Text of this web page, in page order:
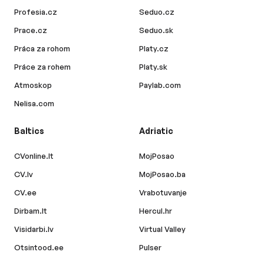
Profesia.cz
Prace.cz
Práca za rohom
Práce za rohem
Atmoskop
Nelisa.com
Seduo.cz
Seduo.sk
Platy.cz
Platy.sk
Paylab.com
Baltics
CVonline.lt
CV.lv
CV.ee
Dirbam.lt
Visidarbi.lv
Otsintood.ee
Adriatic
MojPosao
MojPosao.ba
Vrabotuvanje
Hercul.hr
Virtual Valley
Pulser